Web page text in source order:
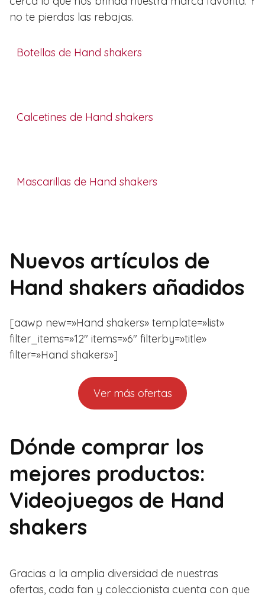
no te pierdas las rebajas.
Botellas de Hand shakers
Calcetines de Hand shakers
Mascarillas de Hand shakers
Nuevos artículos de
Hand shakers añadidos
[aawp new=»Hand shakers» template=»list»
filter_items=»12″ items=»6″ filterby=»title»
filter=»Hand shakers»]
Ver más ofertas
Dónde comprar los
mejores productos:
Videojuegos de Hand
shakers
Gracias a la amplia diversidad de nuestras
ofertas, cada fan y coleccionista cuenta con que